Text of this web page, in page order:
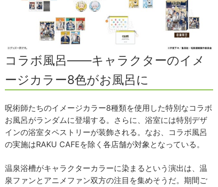
コラボ風呂——キャラクターのイメ
ージカラー8色がお風呂に
呪術師たちのイメージカラー8種類を使用した特別なコラボ
お風呂がランダムに登場する。さらに、浴室には特別デザ
インの浴室タペストリーが装飾される。なお、コラボ風呂
の実施はRAKU CAFEを除く各店舗が対象となっている。
温泉浴槽がキャラクターカラーに染まるという演出は、温
泉ファンとアニメファン双方の注目を集めそうだ。期間ご